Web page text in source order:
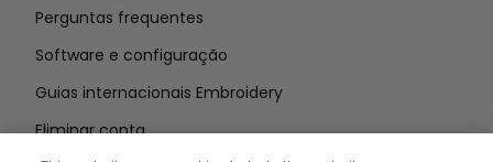
Perguntas frequentes
Software e configuração
Guias internacionais Embroidery
Eliminar conta